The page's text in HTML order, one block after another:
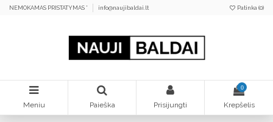
NEMOKAMAS PRISTATYMAS * info@naujibaldai.lt Patinka (0)
Meniu Paieška Prisijungti
0
Krepšelis